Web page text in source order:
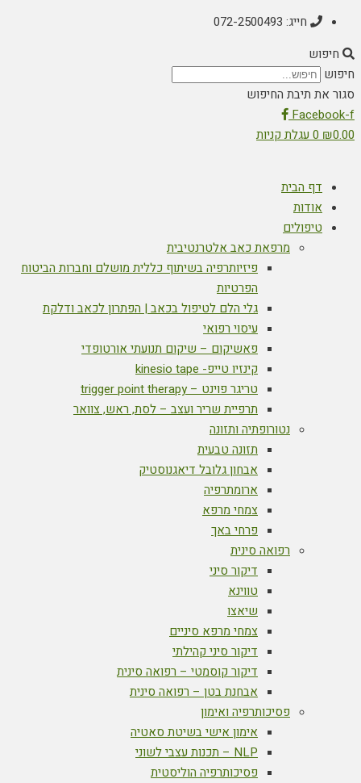
חייג: 072-2500493
חיפוש
חיפוש
סגור את תיבת החיפוש
Facebook-f
₪0.00
0 עגלת קניות
דף הבית
אודות
טיפולים
מרפאת כאב אלטרנטיבית
פיזיותרפיה בשיתוף כללית מושלם וחברות הביטוח
הפרטיות
גלי הלם לטיפול בכאב | הפתרון לכאב ודלקת
עיסוי רפואי
פאשיקום – שיקום תנועתי אורטופדי
קינזיו טייפ- kinesio tape
טריגר פוינט – trigger point therapy
תרפיית שריר ועצב – לסת, ראש, צוואר
נטורופתיה ותזונה
תזונה טבעית
אבחון גלובל דיאגנוסטיק
ארומתרפיה
צמחי מרפא
פרחי באך
רפואה סינית
דיקור סיני
טווינא
שיאצו
צמחי מרפא סיניים
דיקור סיני קהילתי
דיקור קוסמטי – רפואה סינית
אבחנת בטן – רפואה סינית
פסיכותרפיה ואימון
אימון אישי בשיטת סאטיה
NLP – תכנות עצבי לשוני
פסיכותרפיה הוליסטית